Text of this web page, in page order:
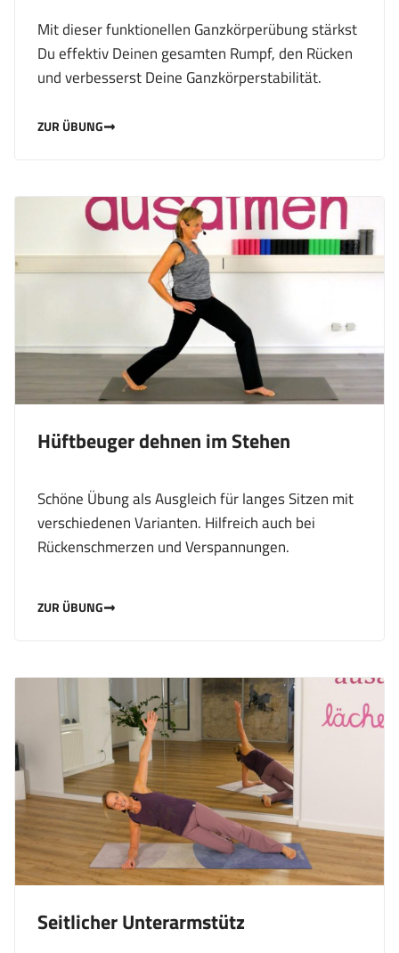
Mit dieser funktionellen Ganzkörperübung stärkst
Du effektiv Deinen gesamten Rumpf, den Rücken
und verbesserst Deine Ganzkörperstabilität.
ZUR ÜBUNG
Hüftbeuger dehnen im Stehen
Schöne Übung als Ausgleich für langes Sitzen mit
verschiedenen Varianten. Hilfreich auch bei
Rückenschmerzen und Verspannungen.
ZUR ÜBUNG
Seitlicher Unterarmstütz